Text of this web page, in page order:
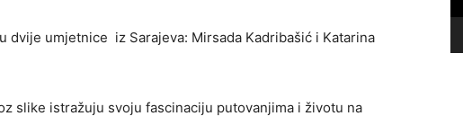
dvije umjetnice iz Sarajeva: Mirsada Kadribašić i Katarina
slike istražuju svoju fascinaciju putovanjima i životu na